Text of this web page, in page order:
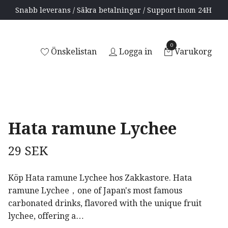
Snabb leverans / Säkra betalningar / Support inom 24H
Önskelistan Logga in
0
Varukorg
Hata ramune Lychee
29 SEK
Köp Hata ramune Lychee hos Zakkastore. Hata
ramune Lychee，one of Japan's most famous
carbonated drinks, flavored with the unique fruit
lychee, offering a…